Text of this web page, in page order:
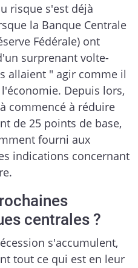
risque s'est déjà
la Banque Centrale
Fédérale) ont
surprenant volte-
allaient " agir comme il
Depuis lors,
commencé à réduire
de 25 points de base,
fourni aux
indications concernant
centrales ?
s'accumulent,
tout ce qui est en leur